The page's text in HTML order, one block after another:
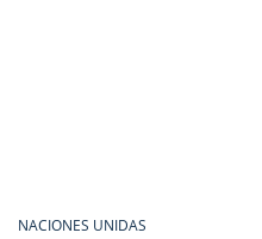
NACIONES UNIDAS